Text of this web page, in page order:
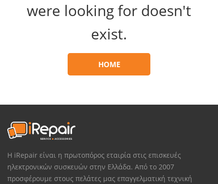
were looking for doesn't
exist.
HOME
Η iRepair είναι η πρωτοπόρος εταιρία στις επισκευές
ηλεκτρονικών συσκευών στην Ελλάδα. Από το 2007
προσφέρουμε στους πελάτες μας επαγγελματική τεχνική